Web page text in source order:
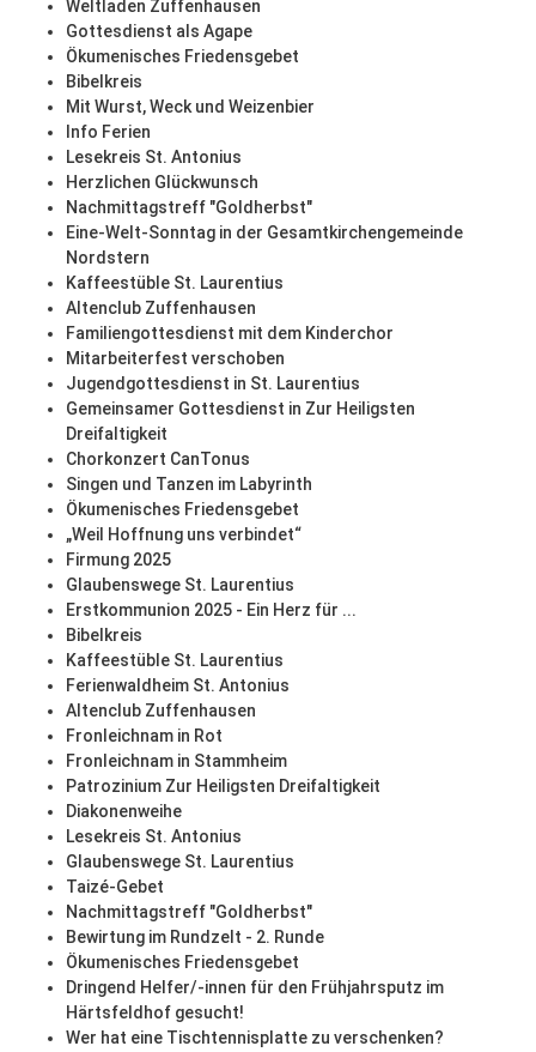
Weltladen Zuffenhausen
Gottesdienst als Agape
Ökumenisches Friedensgebet
Bibelkreis
Mit Wurst, Weck und Weizenbier
Info Ferien
Lesekreis St. Antonius
Herzlichen Glückwunsch
Nachmittagstreff "Goldherbst"
Eine-Welt-Sonntag in der Gesamtkirchengemeinde
Nordstern
Kaffeestüble St. Laurentius
Altenclub Zuffenhausen
Familiengottesdienst mit dem Kinderchor
Mitarbeiterfest verschoben
Jugendgottesdienst in St. Laurentius
Gemeinsamer Gottesdienst in Zur Heiligsten
Dreifaltigkeit
Chorkonzert CanTonus
Singen und Tanzen im Labyrinth
Ökumenisches Friedensgebet
„Weil Hoffnung uns verbindet“
Firmung 2025
Glaubenswege St. Laurentius
Erstkommunion 2025 - Ein Herz für ...
Bibelkreis
Kaffeestüble St. Laurentius
Ferienwaldheim St. Antonius
Altenclub Zuffenhausen
Fronleichnam in Rot
Fronleichnam in Stammheim
Patrozinium Zur Heiligsten Dreifaltigkeit
Diakonenweihe
Lesekreis St. Antonius
Glaubenswege St. Laurentius
Taizé-Gebet
Nachmittagstreff "Goldherbst"
Bewirtung im Rundzelt - 2. Runde
Ökumenisches Friedensgebet
Dringend Helfer/-innen für den Frühjahrsputz im
Härtsfeldhof gesucht!
Wer hat eine Tischtennisplatte zu verschenken?